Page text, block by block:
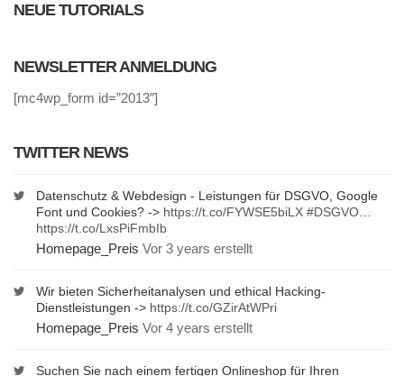
NEUE TUTORIALS
NEWSLETTER ANMELDUNG
[mc4wp_form id=”2013″]
TWITTER NEWS
Datenschutz & Webdesign - Leistungen für DSGVO, Google
Font und Cookies? -> https://t.co/FYWSE5biLX #DSGVO
https://t.co/LxsPiFmbIb
Homepage_Preis Vor 3 years erstellt
Wir bieten Sicherheitanalysen und ethical Hacking-
Dienstleistungen -> https://t.co/GZirAtWPri
Homepage_Preis Vor 4 years erstellt
Suchen Sie nach einem fertigen Onlineshop für Ihren